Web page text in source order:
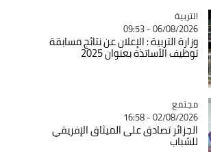
Catégorie
التربية
06/08/2026 - 09:53
وزارة التربية : الإعلان عن نتائج مسابقة
توظيف الأساتذة بعنوان 2025
Catégorie
مجتمع
02/08/2026 - 16:58
الجزائر تصادق على الميثاق الإفريقي
للشباب